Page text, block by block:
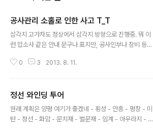
공사관리 소홀로 인한 사고 T_T
삼각지 고가차도 정상에서 삼각지 방향으로 진행중. 뭐 이
런 맙소사 같은 안내 문구나 표지만, 공사인부나 장비 등등
도로 사업소 를 거치고 지나서 하청업체 "은서보강기술"까
장소에서 난 사고만 3건 이상! 지금 한달 두달이 지나도록
전혀 보상을 받지 못했음. 너무 억울하고 분한 감정.... 정말
많이 참았음... 은서보강기술 대표 이승우 정말 망해버렸으
0 3 2013. 8. 11.
정선 와인딩 투어
원래 계획은 양평 여기가 좋겠네 - 횡성 - 안흥 - 평창 - 미
탄 - 정선 - 화암 - 문치재 - 벌문재 - 임계 - 아우라지 - 백